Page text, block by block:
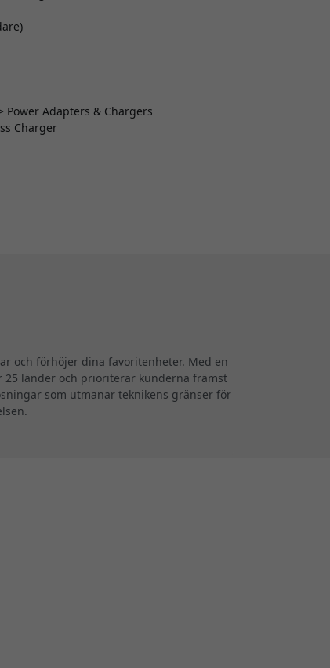
Power Adapters & Chargers
Charger
och förhöjer dina favoritenheter. Med en
25 länder och prioriterar kunderna främst
som utmanar teknikens gränser för